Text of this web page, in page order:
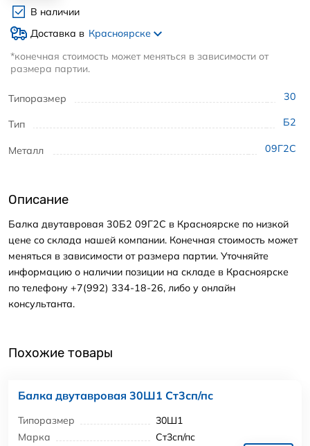
Типоразмер 30
Тип Б2
Металл 09Г2С
В наличии
Доставка в Красноярске
*конечная стоимость может меняться в зависимости от
размера партии.
Описание
Балка двутавровая 30Б2 09Г2С в Красноярске по низкой
цене со склада нашей компании. Конечная стоимость может
меняться в зависимости от размера партии. Уточняйте
информацию о наличии позиции на складе в Красноярске
по телефону +7(992) 334-18-26, либо у онлайн
консультанта.
Похожие товары
Балка двутавровая 30Ш1 Ст3сп/пс
Типоразмер
30Ш1
Марка
Ст3сп/пс